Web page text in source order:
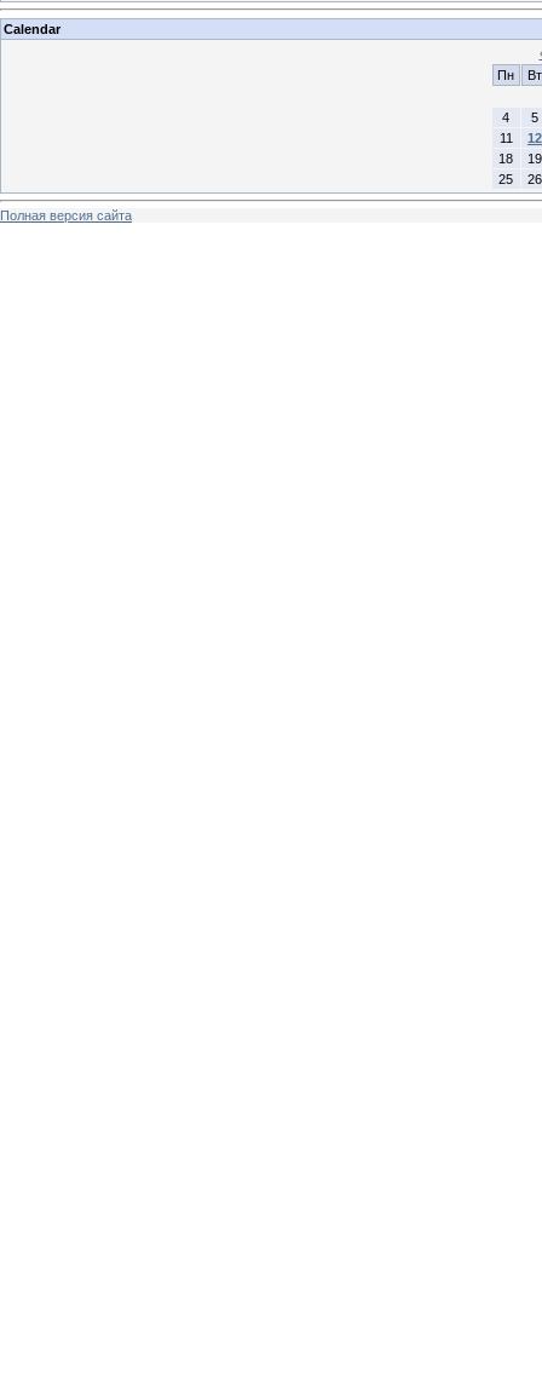
Calendar
Пн
Вт
4
5
11
12
18
19
25
26
Полная версия сайта